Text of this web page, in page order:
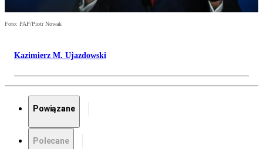
Foto: PAP/Piotr Nowak
Kazimierz M. Ujazdowski
Powiązane
Polecane